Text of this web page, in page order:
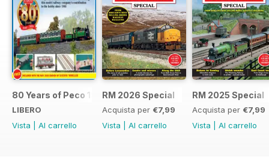
80 Years of Peco 1946 - 2026
LIBERO
Vista
Al carrello
RM 2026 Special
Acquista per €7,99
Vista
Al carrello
RM 2025 Special
Acquista per €7,99
Vista
Al carrello